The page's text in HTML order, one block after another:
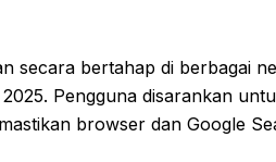
secara bertahap di berbagai
Pengguna disarankan
browser dan Google